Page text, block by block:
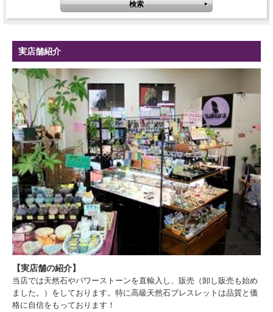
実店舗紹介
【実店舗の紹介】
当店では天然石やパワーストーンを直輸入し、販売（卸し販売も始め
ました。）をしております。特に高級天然石ブレスレットは品質と価
格に自信をもっております！